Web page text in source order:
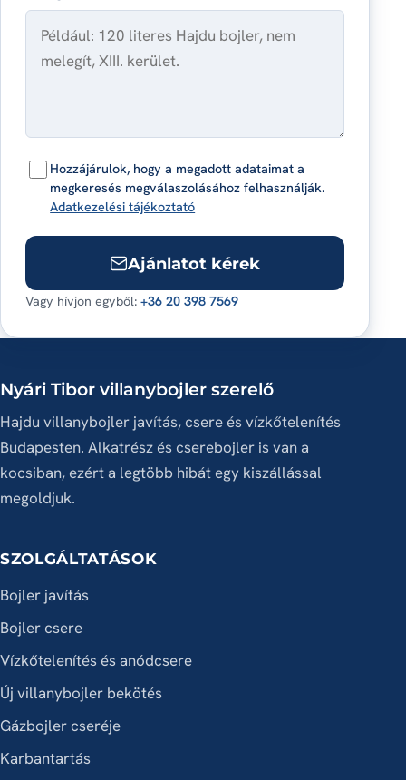
Hozzájárulok, hogy a megadott adataimat a
megkeresés megválaszolásához felhasználják.
Adatkezelési tájékoztató
Ajánlatot kérek
Vagy hívjon egyből:+36 20 398 7569
Nyári Tibor villanybojler szerelő
Hajdu villanybojler javítás, csere és vízkőtelenítés
Budapesten. Alkatrész és cserebojler is van a
kocsiban, ezért a legtöbb hibát egy kiszállással
megoldjuk.
SZOLGÁLTATÁSOK
Bojler javítás
Bojler csere
Vízkőtelenítés és anódcsere
Új villanybojler bekötés
Gázbojler cseréje
Karbantartás